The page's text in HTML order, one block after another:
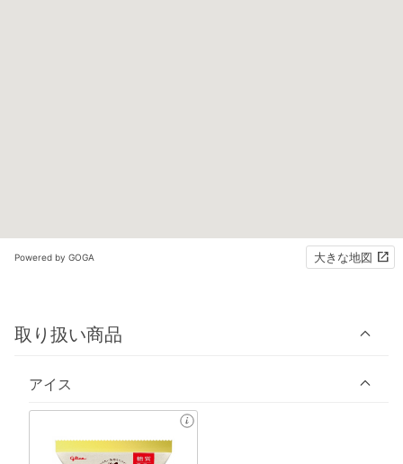
Powered by GOGA 大きな地図
取り扱い商品
アイス